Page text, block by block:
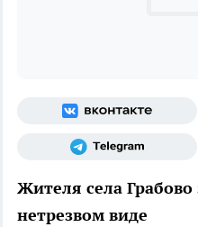
Жителя села Грабово
нетрезвом виде